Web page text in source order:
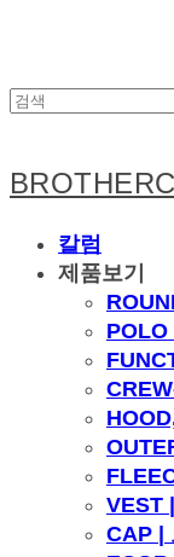
칼럼
제품보기
POLO
VEST
CAP |